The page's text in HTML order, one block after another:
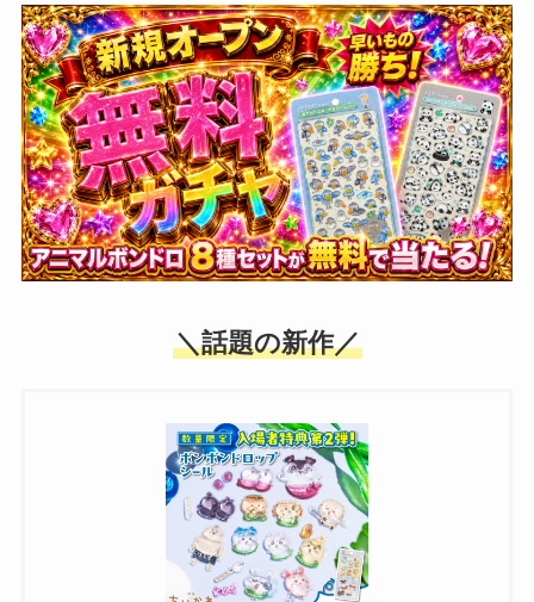
＼話題の新作／